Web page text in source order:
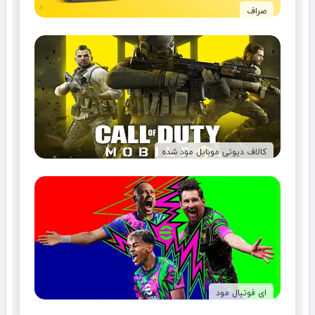
صراف
کالاف دیوتی موبایل مود شده
ای فوتبال مود